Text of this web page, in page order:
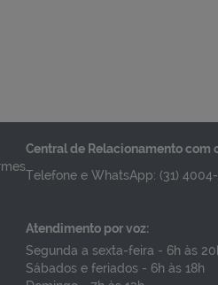
Central de Relacionamento com
Telefone e WhatsApp: (31)
Atendimento por voz:
Segunda a sexta-feira - 6h às
Sábados e feriados - 6h às 18h